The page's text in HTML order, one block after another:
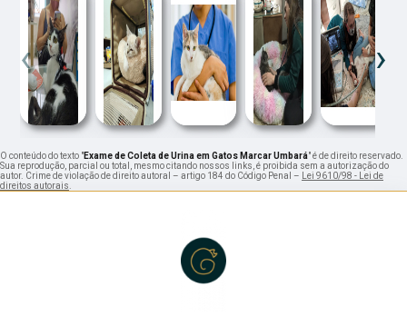
‹ ›
O conteúdo do texto "Exame de Coleta de Urina em Gatos Marcar Umbará" é de direito reservado.
Sua reprodução, parcial ou total, mesmo citando nossos links, é proibida sem a autorização do
autor. Crime de violação de direito autoral – artigo 184 do Código Penal – Lei 9610/98 - Lei de
direitos autorais.